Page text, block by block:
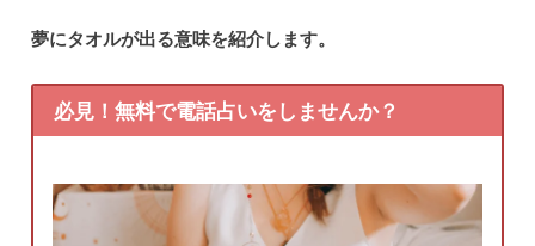
夢にタオルが出る意味を紹介します。
必見！無料で電話占いをしませんか？